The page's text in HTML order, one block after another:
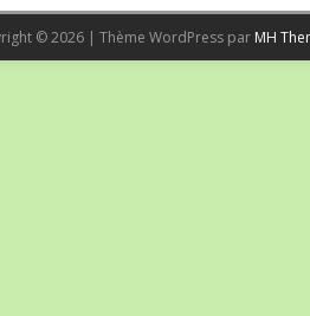
© 2026 | Thème WordPress par MH